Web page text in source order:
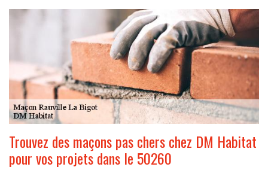
Trouvez des maçons pas chers chez DM Habitat
pour vos projets dans le 50260